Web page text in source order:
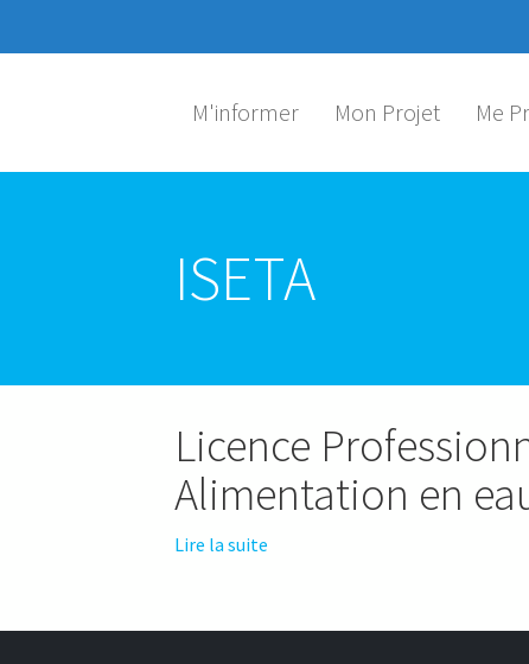
M'informer Mon Projet Me
ISETA
Licence
Alimentation en
Lire la suite